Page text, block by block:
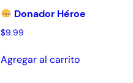
Donador Héroe
$9.99
Agregar al carrito